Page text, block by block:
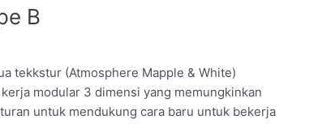
B
tekkstur (Atmosphere Mapple & White)
modular 3 dimensi yang memungkinkan
untuk mendukung cara baru untuk bekerja